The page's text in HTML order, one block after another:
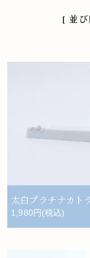
[ 並
1,980円(税込)